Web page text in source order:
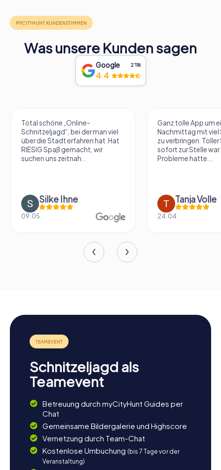
Was unsere Kunden sagen
Google 2‘118
4.4
Total schöne „Online-
Schnitzeljagd“, bei der man viel
über die Stadt erfahren hat. Hat
RIESIG Spaß gemacht, wir
suchen uns zeitnah...
Silke Ihne
09.05.
Ganz tolle App um
Nachmittag mit viel
zu verbringen.
sofort zur Stelle war
Probleme hatte....
Tanja Volle
24.04.
Schnitzeljagd als
Teamevent
Betreuung durch myCityHunt Guides per
Chat
Gemeinsame Bildergalerie und Highscore
Vernetzung durch Team-Chat
Kostenlose Umbuchung (bis 7 Tage vor der
Veranstaltung)